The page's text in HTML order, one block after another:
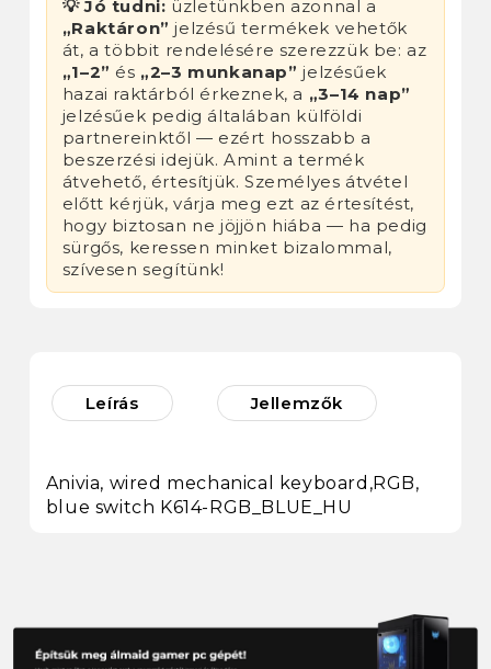
💡 Jó tudni: üzletünkben azonnal a
„Raktáron” jelzésű termékek vehetők
át, a többit rendelésére szerezzük be: az
„1–2” és „2–3 munkanap” jelzésűek
hazai raktárból érkeznek, a „3–14 nap”
jelzésűek pedig általában külföldi
partnereinktől — ezért hosszabb a
beszerzési idejük. Amint a termék
átvehető, értesítjük. Személyes átvétel
előtt kérjük, várja meg ezt az értesítést,
hogy biztosan ne jöjjön hiába — ha pedig
sürgős, keressen minket bizalommal,
szívesen segítünk!
Leírás Jellemzők
Anivia, wired mechanical keyboard,RGB,
blue switch K614-RGB_BLUE_HU